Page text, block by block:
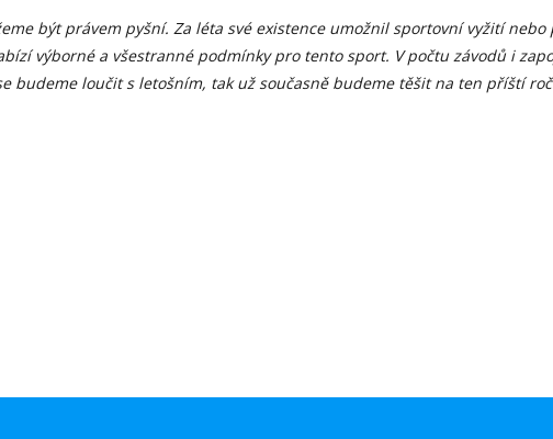
být právem pyšní. Za léta své existence umožnil sportovní vyžití
výborné a všestranné podmínky pro tento sport. V počtu závodů i
budeme loučit s letošním, tak už současně budeme těšit na ten příští